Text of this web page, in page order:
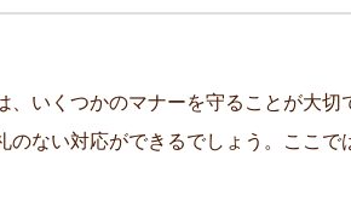
、いくつかのマナーを守ることが大
のない対応ができるでしょう。ここ